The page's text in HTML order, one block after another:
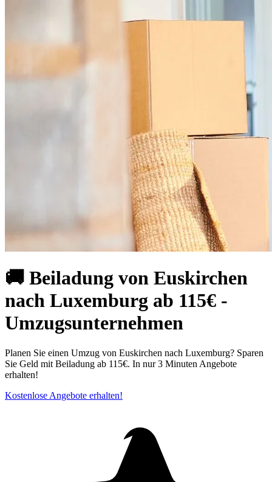
🚚 Beiladung von Euskirchen
nach Luxemburg ab 115€ -
Umzugsunternehmen
Planen Sie einen Umzug von Euskirchen nach Luxemburg? Sparen
Sie Geld mit Beiladung ab 115€. In nur 3 Minuten Angebote
erhalten!
Kostenlose Angebote erhalten!